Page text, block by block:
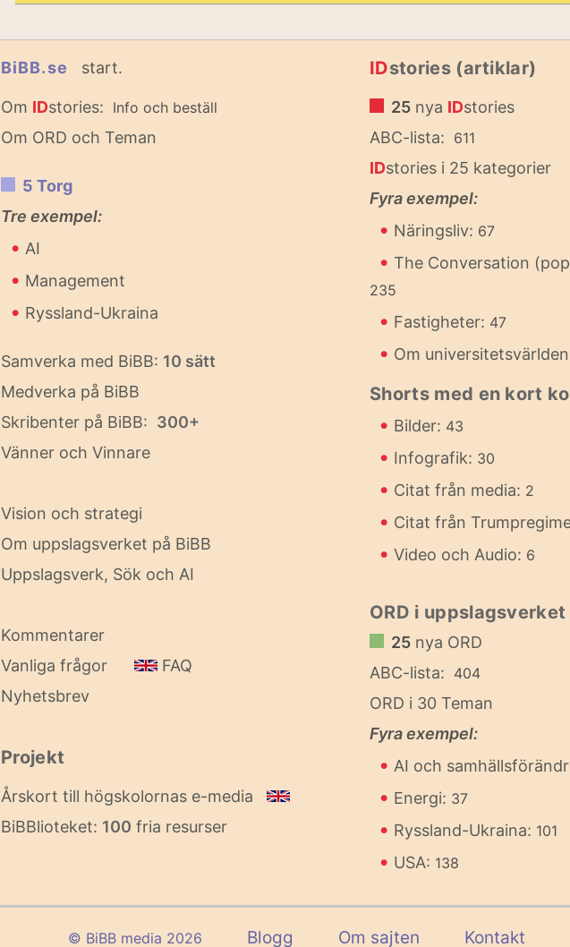
BiBB.se start.
Om IDstories: Info och beställ
Om ORD och Teman
5 Torg
Tre exempel:
• AI
• Management
• Ryssland-Ukraina
Samverka med BiBB: 10 sätt
Medverka på BiBB
Skribenter på BiBB: 300+
Vänner och Vinnare
Vision och strategi
Om uppslagsverket på BiBB
Uppslagsverk, Sök och AI
Kommentarer
Vanliga frågor
FAQ
Nyhetsbrev
Projekt
Årskort till högskolornas e-media
BiBBlioteket: 100 fria resurser
IDstories (artiklar)
25 nya IDstories
ABC-lista: 611
IDstories i 25 kategorier
Fyra exempel:
• Näringsliv: 67
• The Conversation
235
• Fastigheter: 47
• Om
Shorts med en kort
• Bilder: 43
• Infografik: 30
• Citat från media: 2
• Citat från
• Video och Audio: 6
ORD i
25 nya ORD
ABC-lista: 404
ORD i 30 Teman
Fyra exempel:
• AI och
• Energi: 37
• Ryssland-Ukraina: 101
• USA: 138
© BiBB media 2026 Blogg Om sajten Kontakt